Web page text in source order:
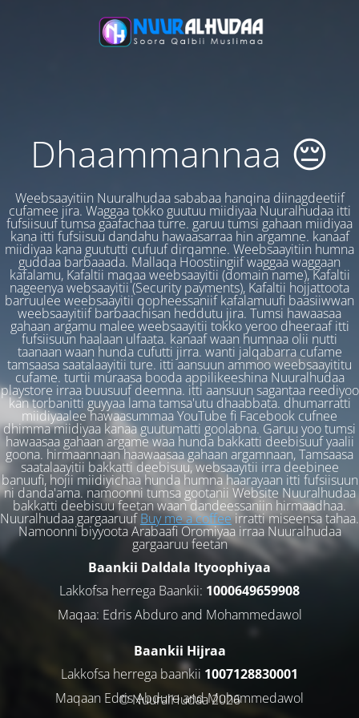
Dhaammannaa 😔
Weebsaayitiin Nuuralhudaa sababaa hanqina diinagdeetiif
cufamee jira. Waggaa tokko guutuu miidiyaa Nuuralhudaa itti
fufsiisuuf tumsa gaafachaa turre. garuu tumsi gahaan miidiyaa
kana itti fufsiisuu dandahu hawaasarraa hin argamne. kanaaf
miidiyaa kana guututti cufuuf dirqamne. Weebsaayitiin humna
guddaa barbaaada. Mallaqa Hoostiingiif waggaa waggaan
kafalamu, Kafaltii maqaa weebsaayitii (domain name), Kafaltii
nageenya websaayitii (Security payments), Kafaltii hojjattoota
barruulee weebsaayitii qopheessaniif kafalamuufi baasiiwwan
weebsaayitiif barbaachisan heddutu jira. Tumsi hawaasaa
gahaan argamu malee weebsaayitii tokko yeroo dheeraaf itti
fufsiisuun haalaan ulfaata. kanaaf waan humnaa olii nutti
taanaan waan hunda cufutti jirra. wanti jalqabarra cufame
tamsaasa saatalaayitii ture. itti aansuun ammoo weebsaayititu
cufame. turtii muraasa booda appilikeeshina Nuuralhudaa
playstore irraa buusuuf deemna. itti aansuun sagantaa reediyoo
kan torbanitti guyyaa lama tamsa'utu dhaabbata. dhumarratti
miidiyaalee hawaasummaa YouTube fi Facebook cufnee
dhimma miidiyaa kanaa guutumatti goolabna. Garuu yoo tumsi
hawaasaa gahaan argame waa hunda bakkatti deebisuuf yaalii
goona. hirmaannaan haawaasaa gahaan argamnaan, Tamsaasa
saatalaayitii bakkatti deebisuu, websaayitii irra deebinee
banuufi, hojii miidiyichaa hunda humna haarayaan itti fufsiisuun
ni danda'ama. namoonni tumsa gootanii Website Nuuralhudaa
bakkatti deebisuu feetan waan dandeessaniin hirmaadhaa.
Nuuralhudaa gargaaruufBuy me a coffeeirratti miseensa tahaa.
Namoonni biyyoota Arabaafi Oromiyaa irraa Nuuralhudaa
gargaaruu feetan
Baankii Daldala Ityoophiyaa
Lakkofsa herrega Baankii: 1000649659908
Maqaa: Edris Abduro and Mohammedawol
Baankii Hijraa
Lakkofsa herrega baankii 1007128830001
Maqaan Edris Abduro and Muhammedawol
© NuuralHudaa 2026